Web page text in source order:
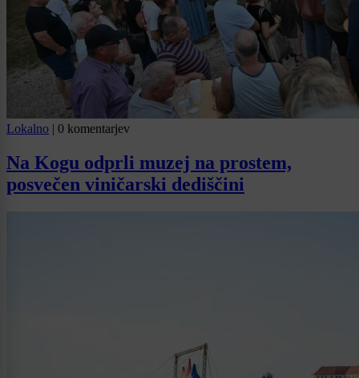
Lokalno | 0 komentarjev
Na Kogu odprli muzej na prostem,
posvečen viničarski dediščini